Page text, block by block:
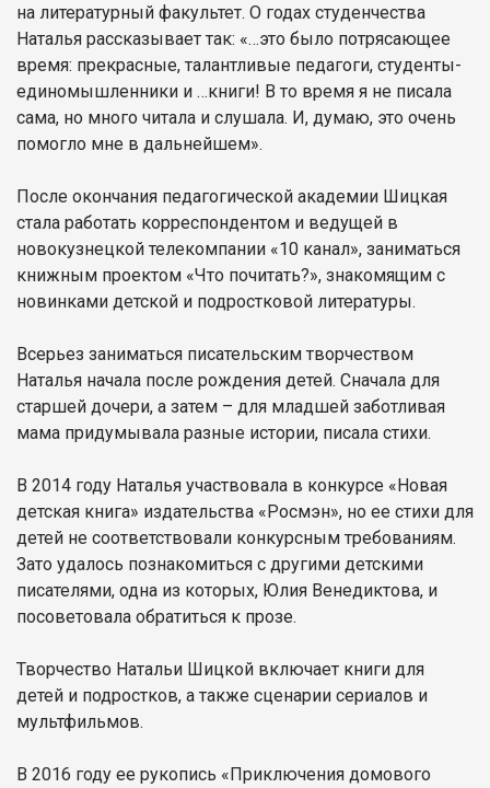
на литературный факультет. О годах студенчества
Наталья рассказывает так: «…это было потрясающее
время: прекрасные, талантливые педагоги, студенты-
единомышленники и …книги! В то время я не писала
сама, но много читала и слушала. И, думаю, это очень
помогло мне в дальнейшем».
После окончания педагогической академии Шицкая
стала работать корреспондентом и ведущей в
новокузнецкой телекомпании «10 канал», заниматься
книжным проектом «Что почитать?», знакомящим с
новинками детской и подростковой литературы.
Всерьез заниматься писательским творчеством
Наталья начала после рождения детей. Сначала для
старшей дочери, а затем – для младшей заботливая
мама придумывала разные истории, писала стихи.
В 2014 году Наталья участвовала в конкурсе «Новая
детская книга» издательства «Росмэн», но ее стихи для
детей не соответствовали конкурсным требованиям.
Зато удалось познакомиться с другими детскими
писателями, одна из которых, Юлия Венедиктова, и
посоветовала обратиться к прозе.
Творчество Натальи Шицкой включает книги для
детей и подростков, а также сценарии сериалов и
мультфильмов.
В 2016 году ее рукопись «Приключения домового